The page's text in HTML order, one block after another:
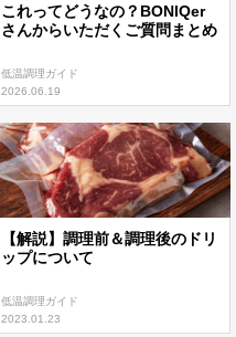
これってどうなの？BONIQer
さんからいただくご質問まとめ
低温調理ガイド
2026.06.19
【解説】調理前＆調理後のドリ
ップについて
低温調理ガイド
2023.01.23